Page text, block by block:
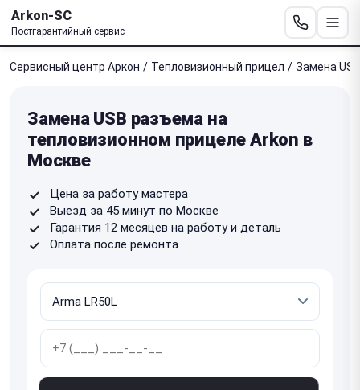
Arkon-SC
Постгарантийный сервис
Сервисный центр Аркон / Тепловизионный прицел / Замена
Замена USB разъема на
тепловизионном прицеле Arkon в
Москве
Цена за работу мастера
Выезд за 45 минут по Москве
Гарантия 12 месяцев на работу и деталь
Оплата после ремонта